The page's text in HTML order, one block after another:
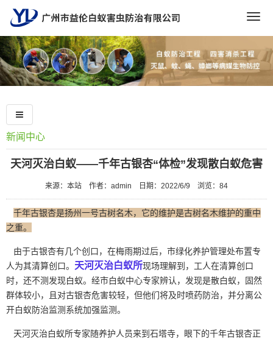
新闻中心
天河灭治白蚁——千年古银杏“体检”发现散白蚁危害
来源：本站 作者：admin 日期：2022/6/9 浏览： 84
千年古银杏是扬州一号古树名木，它的维护是古树名木维护的重中
之重。
由于古银杏有几个创口，在梅雨期过后，市绿化养护管理处布置专
人为其清算创口。 天河灭治白蚁所现场理解到，工人在清算创口
时，还不测发现白蚁。经市白蚁中心专家辨认，发现是散白蚁，固然
群体较小，且对古银杏危害较轻，但他们将及时喷药防治，并分离公
开白蚁防治监测系统加强监测。
天河灭治白蚁所专家随养护人员来到石塔寺，眼下的千年古银杏正